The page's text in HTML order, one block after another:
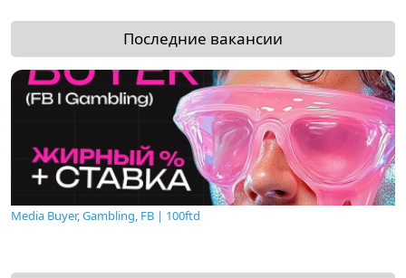
Последние вакансии
Media Buyer, Gambling, FB | 100ftd